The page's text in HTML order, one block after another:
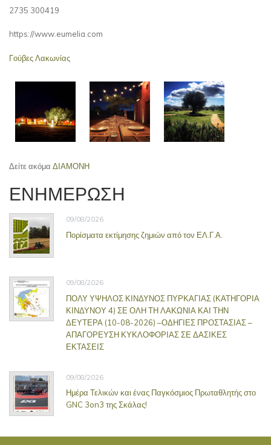
2735 300419
https://www.eumelia.com
Γούβες Λακωνίας
Δείτε ακόμα ΔΙΑΜΟΝΗ
ΕΝΗΜΕΡΩΣΗ
09/08/2026
Πορίσματα εκτίμησης ζημιών από τον ΕΛ.Γ.Α.
09/08/2026
ΠΟΛΥ ΥΨΗΛΟΣ ΚΙΝΔΥΝΟΣ ΠΥΡΚΑΓΙΑΣ (ΚΑΤΗΓΟΡΙΑ
ΚΙΝΔΥΝΟΥ 4) ΣΕ ΟΛΗ ΤΗ ΛΑΚΩΝΙΑ ΚΑΙ ΤΗΝ
ΔΕΥΤΕΡΑ (10-08-2026) –ΟΔΗΓΙΕΣ ΠΡΟΣΤΑΣΙΑΣ –
ΑΠΑΓΟΡΕΥΣΗ ΚΥΚΛΟΦΟΡΙΑΣ ΣΕ ΔΑΣΙΚΕΣ
ΕΚΤΑΣΕΙΣ
09/08/2026
Ημέρα Τελικών και ένας Παγκόσμιος Πρωταθλητής στο
GNC 3on3 της Σκάλας!